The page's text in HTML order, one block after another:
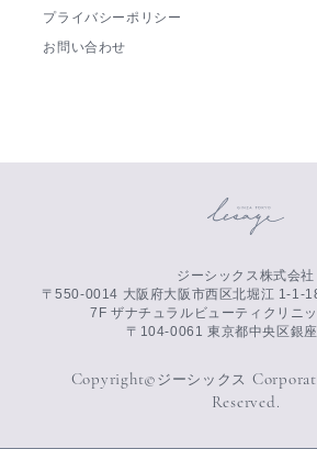
プライバシーポリシー
お問い合わせ
ジーシックス株式会社
〒550-0014 大阪府大阪市西区北堀江 1-1-
7F ザナチュラルビューティクリニ
〒104-0061 東京都中央区銀
Copyright© ジーシックス
Reserved.